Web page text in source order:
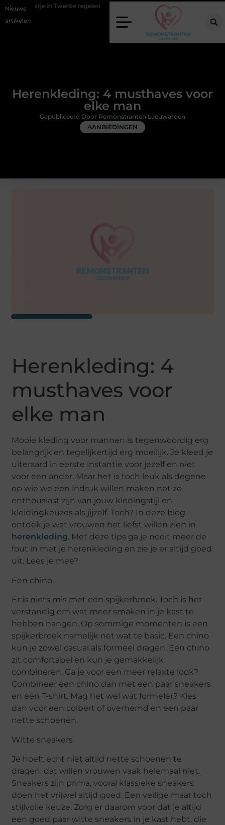
Nieuwe
artikelen
regelen Wat zero-click search betekent voor de toekomst van
Herenkleding: 4 musthaves voor
elke man
AANBIEDINGEN
Gepubliceerd Door Remonstranten Leeuwarden
Herenkleding: 4
musthaves voor
elke man
Mooie kleding voor mannen is tegenwoordig erg
belangrijk en tegelijkertijd erg moeilijk. Je kleed je
uiteraard in eerste instantie voor jezelf en niet
voor een ander. Maar het is toch leuk als degene
op wie we een indruk willen maken net zo
enthousiast zijn van jouw kledingstijl en
kleidingkeuzes als jijzelf. Toch? In deze blog
ontdek je wat vrouwen het liefst willen zien in
herenkleding. Met deze tips ga je nooit meer de
fout in met je herenkleding en zie je er altijd goed
uit. Lees je mee?
Een chino
Er is niets mis met een spijkerbroek. Toch is het
verstandig om wat meer smaken in je kast te
hebben hangen. Op sommige momenten is een
spijkerbroek namelijk net wat te basic. Een chino
kun je zowel casual als formeel dragen. Een chino
zit comfortabel en kun je gemakkelijk
combineren. Ga je voor een meer relaxte look?
Combineer een chino dan met een paar sneakers
en een T-shirt. Mag het wel wat formeler? Kies
dan voor een colbert of overhemd en een paar
nette schoenen.
Witte sneakers
Je hoeft echt niet altijd nette schoenen te
dragen, dat willen vrouwen vaak helemaal niet.
Sneakers zijn prima, vooral klassieke sneakers
doen het vrijwel altijd goed. Een veilige maar toch
stijlvolle keuze. Zorg er daarom voor dat je altijd
een goed paar witte sneakers in je kast hebt, die